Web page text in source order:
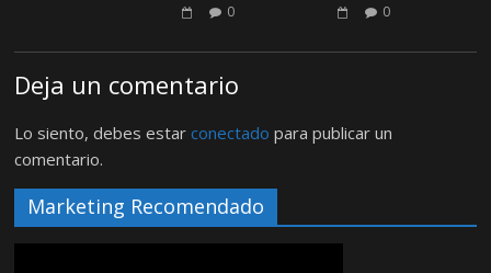
0 0
Deja un comentario
Lo siento, debes estarconectado para publicar un
comentario.
Marketing Recomendado